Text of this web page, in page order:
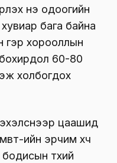
үнэ одоогийн
бага байна
гэр хорооллын
60-80
холбогдох
эхэлснээр цаашид
мвт-ийн эрчим хүч
түүхий